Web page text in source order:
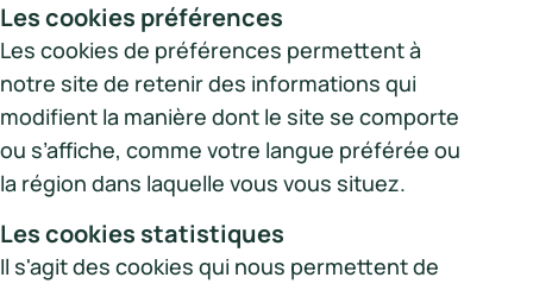
Les cookies préférences
Les cookies de préférences permettent à
notre site de retenir des informations qui
modifient la manière dont le site se comporte
ou s’affiche, comme votre langue préférée ou
la région dans laquelle vous vous situez.
Les cookies statistiques
Il s'agit des cookies qui nous permettent de